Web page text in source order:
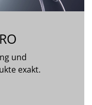
und
exakt.